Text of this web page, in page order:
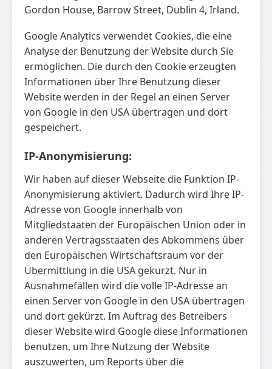
Gordon House, Barrow Street, Dublin 4, Irland.
Google Analytics verwendet Cookies, die eine
Analyse der Benutzung der Website durch Sie
ermöglichen. Die durch den Cookie erzeugten
Informationen über Ihre Benutzung dieser
Website werden in der Regel an einen Server
von Google in den USA übertragen und dort
gespeichert.
IP-Anonymisierung:
Wir haben auf dieser Webseite die Funktion IP-
Anonymisierung aktiviert. Dadurch wird Ihre IP-
Adresse von Google innerhalb von
Mitgliedstaaten der Europäischen Union oder in
anderen Vertragsstaaten des Abkommens über
den Europäischen Wirtschaftsraum vor der
Übermittlung in die USA gekürzt. Nur in
Ausnahmefällen wird die volle IP-Adresse an
einen Server von Google in den USA übertragen
und dort gekürzt. Im Auftrag des Betreibers
dieser Website wird Google diese Informationen
benutzen, um Ihre Nutzung der Website
auszuwerten, um Reports über die